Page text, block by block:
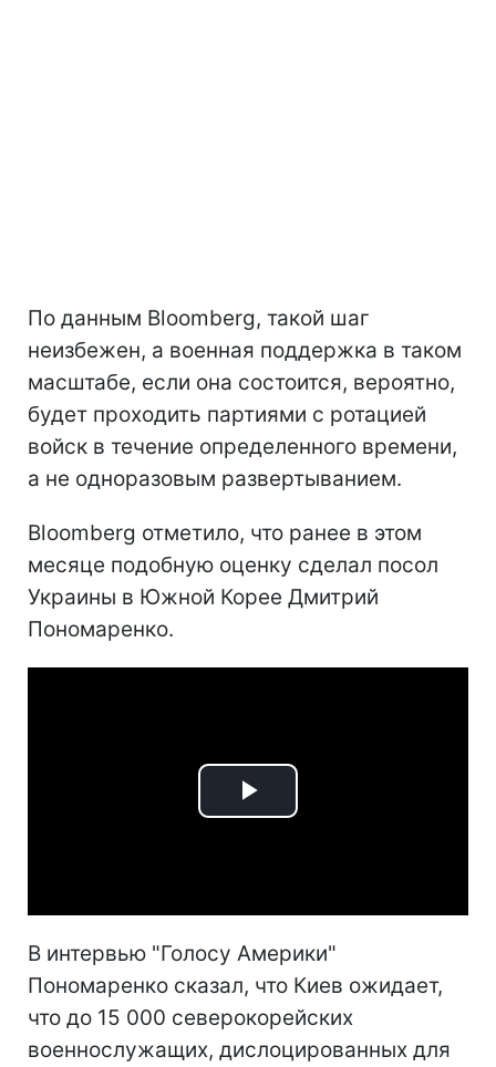
По данным Bloomberg, такой шаг
неизбежен, а военная поддержка в таком
масштабе, если она состоится, вероятно,
будет проходить партиями с ротацией
войск в течение определенного времени,
а не одноразовым развертыванием.
Bloomberg отметило, что ранее в этом
месяце подобную оценку сделал посол
Украины в Южной Корее Дмитрий
Пономаренко.
Play
В интервью "Голосу Америки"
Пономаренко сказал, что Киев ожидает,
что до 15 000 северокорейских
военнослужащих, дислоцированных для